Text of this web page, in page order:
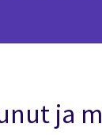
ja